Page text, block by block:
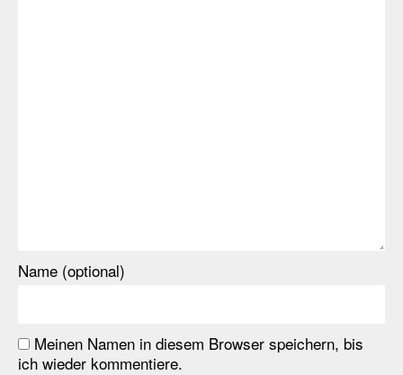
Name (optional)
Meinen Namen in diesem Browser speichern, bis
ich wieder kommentiere.